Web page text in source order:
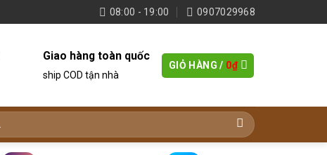
08:00 - 19:00 0907029968
Giao hàng toàn quốc
ship COD tận nhà
GIỎ HÀNG / 0₫